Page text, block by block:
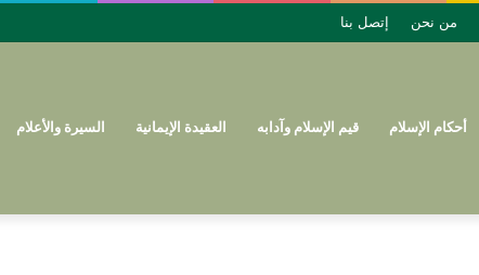
من نحن إتصل بنا
أحكام الإسلام قيم الإسلام وآدابه العقيدة الإيمانية السيرة والأعلام